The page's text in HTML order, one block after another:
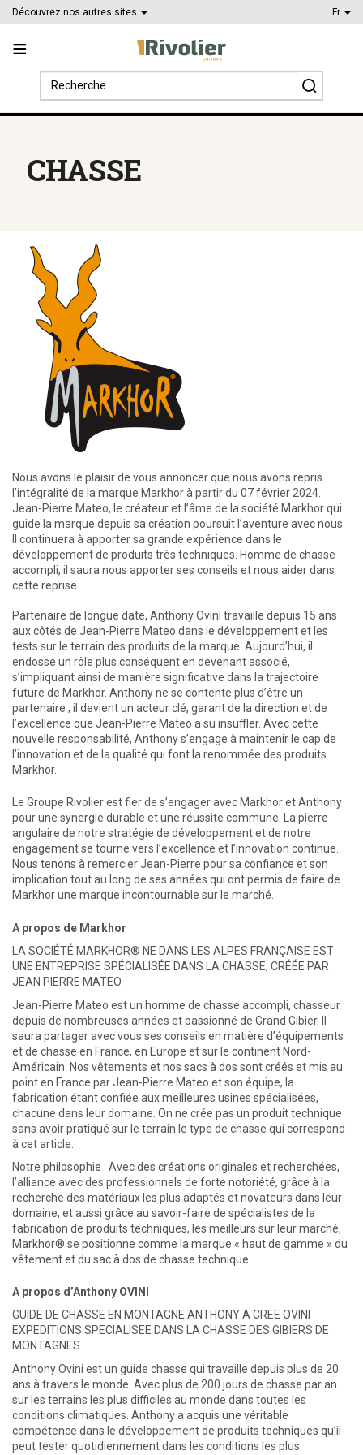
Découvrez nos autres sites Fr
Search
for:
CHASSE
Nous avons le plaisir de vous annoncer que nous avons repris
l’intégralité de la marque Markhor à partir du 07 février 2024.
Jean-Pierre Mateo, le créateur et l’âme de la société Markhor qui
guide la marque depuis sa création poursuit l’aventure avec nous.
Il continuera à apporter sa grande expérience dans le
développement de produits très techniques. Homme de chasse
accompli, il saura nous apporter ses conseils et nous aider dans
cette reprise.
Partenaire de longue date, Anthony Ovini travaille depuis 15 ans
aux côtés de Jean-Pierre Mateo dans le développement et les
tests sur le terrain des produits de la marque. Aujourd’hui, il
endosse un rôle plus conséquent en devenant associé,
s’impliquant ainsi de manière significative dans la trajectoire
future de Markhor. Anthony ne se contente plus d’être un
partenaire ; il devient un acteur clé, garant de la direction et de
l’excellence que Jean-Pierre Mateo a su insuffler. Avec cette
nouvelle responsabilité, Anthony s’engage à maintenir le cap de
l’innovation et de la qualité qui font la renommée des produits
Markhor.
Le Groupe Rivolier est fier de s’engager avec Markhor et Anthony
pour une synergie durable et une réussite commune. La pierre
angulaire de notre stratégie de développement et de notre
engagement se tourne vers l’excellence et l’innovation continue.
Nous tenons à remercier Jean-Pierre pour sa confiance et son
implication tout au long de ses années qui ont permis de faire de
Markhor une marque incontournable sur le marché.
A propos de Markhor
LA SOCIÉTÉ MARKHOR® NE DANS LES ALPES FRANÇAISE EST
UNE ENTREPRISE SPÉCIALISÉE DANS LA CHASSE, CRÉÉE PAR
JEAN PIERRE MATEO.
Jean-Pierre Mateo est un homme de chasse accompli, chasseur
depuis de nombreuses années et passionné de Grand Gibier. Il
saura partager avec vous ses conseils en matière d’équipements
et de chasse en France, en Europe et sur le continent Nord-
Américain. Nos vêtements et nos sacs à dos sont créés et mis au
point en France par Jean-Pierre Mateo et son équipe, la
fabrication étant confiée aux meilleures usines spécialisées,
chacune dans leur domaine. On ne crée pas un produit technique
sans avoir pratiqué sur le terrain le type de chasse qui correspond
à cet article.
Notre philosophie : Avec des créations originales et recherchées,
l’alliance avec des professionnels de forte notoriété, grâce à la
recherche des matériaux les plus adaptés et novateurs dans leur
domaine, et aussi grâce au savoir-faire de spécialistes de la
fabrication de produits techniques, les meilleurs sur leur marché,
Markhor® se positionne comme la marque « haut de gamme » du
vêtement et du sac à dos de chasse technique.
A propos d’Anthony OVINI
GUIDE DE CHASSE EN MONTAGNE ANTHONY A CREE OVINI
EXPEDITIONS SPECIALISEE DANS LA CHASSE DES GIBIERS DE
MONTAGNES.
Anthony Ovini est un guide chasse qui travaille depuis plus de 20
ans à travers le monde. Avec plus de 200 jours de chasse par an
sur les terrains les plus difficiles au monde dans toutes les
conditions climatiques. Anthony a acquis une véritable
compétence dans le développement de produits techniques qu’il
peut tester quotidiennement dans les conditions les plus